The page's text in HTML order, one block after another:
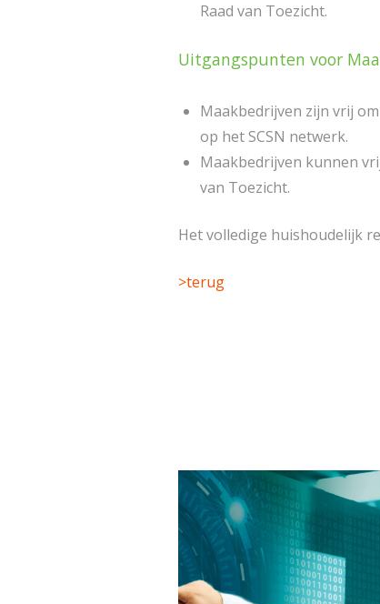
Raad van Toezicht.
Uitgangspunten voor
Maakbedrijven zijn vrij
op het SCSN netwerk.
Maakbedrijven kunnen
van Toezicht.
Het volledige huishoudelijk
>terug